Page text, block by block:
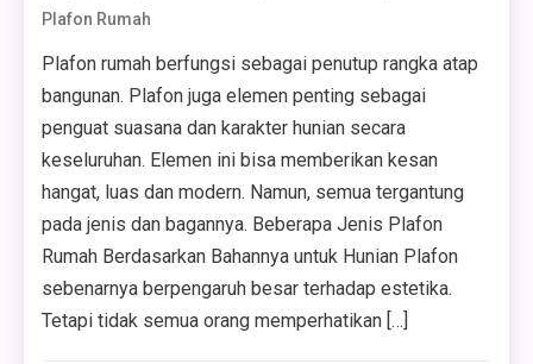
Plafon Rumah
Plafon rumah berfungsi sebagai penutup rangka atap
bangunan. Plafon juga elemen penting sebagai
penguat suasana dan karakter hunian secara
keseluruhan. Elemen ini bisa memberikan kesan
hangat, luas dan modern. Namun, semua tergantung
pada jenis dan bagannya. Beberapa Jenis Plafon
Rumah Berdasarkan Bahannya untuk Hunian Plafon
sebenarnya berpengaruh besar terhadap estetika.
Tetapi tidak semua orang memperhatikan […]